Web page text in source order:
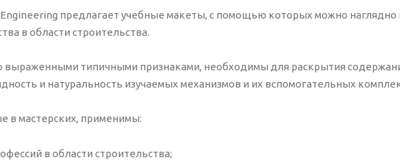
предлагает учебные макеты, с помощью которых можно наглядно
в области строительства.
выраженными типичными признаками, необходимы для раскрытия
и натуральность изучаемых механизмов и их вспомогательных
в мастерских, применимы:
в области строительства;